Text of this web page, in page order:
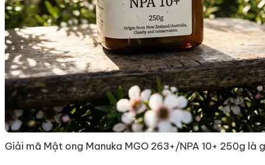
Giải mã Mật ong Manuka MGO 263+/NPA 10+ 250g là